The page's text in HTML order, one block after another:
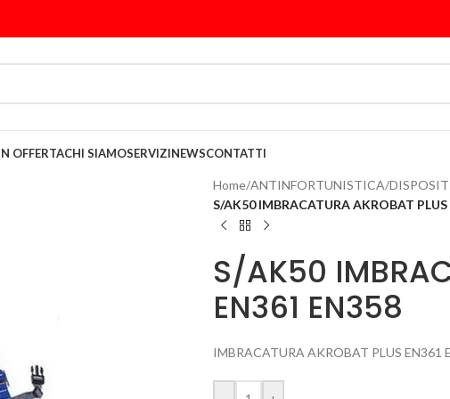
OFFERTACHI SIAMOSERVIZINEWSCONTATTI
Home/ANTINFORTUNISTICA/
S/AK50 IMBRACATURA AKROBAT
S/AK50
EN361 EN358
IMBRACATURA AKROBAT PLUS EN361